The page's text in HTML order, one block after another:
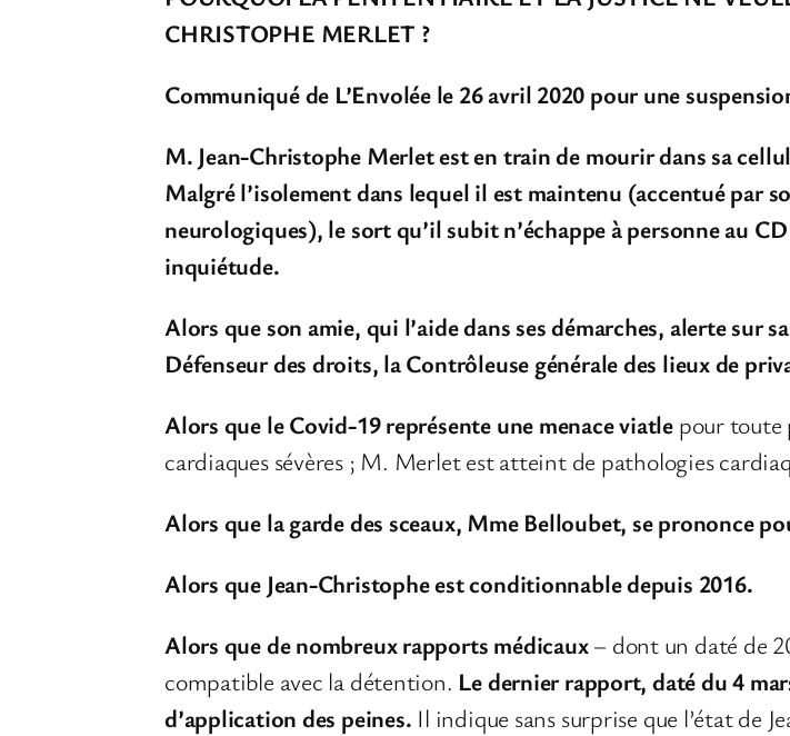
CHRISTOPHE MERLET ?
Communiqué de L’Envolée le 26 avril 2020 pour une
M. Jean-Christophe Merlet est en train de mourir dans sa
Malgré l’isolement dans lequel il est maintenu (accentué par
neurologiques), le sort qu’il subit n’échappe à personne au
inquiétude.
Alors que son amie, qui l’aide dans ses démarches, alerte sur
Défenseur des droits, la Contrôleuse générale des lieux de
Alors que le Covid-19 représente une menace viatle pour toute
cardiaques sévères ; M. Merlet est atteint de pathologies
Alors que la garde des sceaux, Mme Belloubet, se prononce
Alors que Jean-Christophe est conditionnable depuis 2016.
Alors que de nombreux rapports médicaux– dont un daté de
compatible avec la détention. Le dernier rapport, daté du 4
d’application des peines. Il indique sans surprise que l’état de